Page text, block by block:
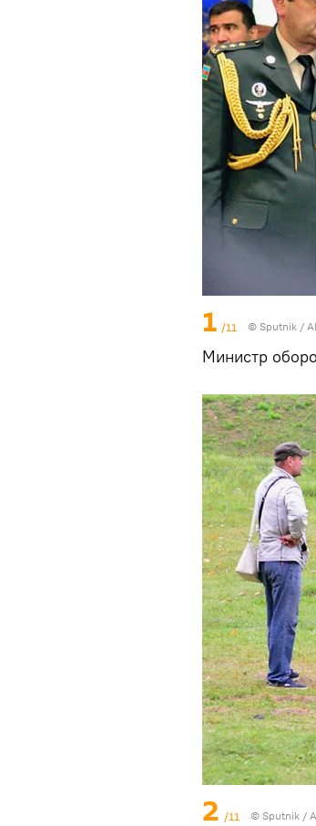
1 /11 © Sputnik /
Министр
2 /11 © Sputnik /